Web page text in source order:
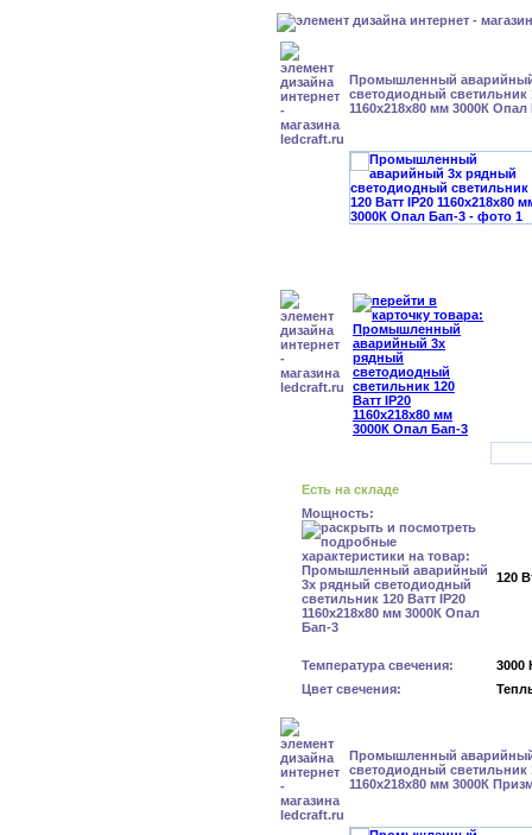
Промышленный
светодиодный светильник
1160х218х80 мм 3000К Опал
Есть на складе
Мощность:
120
Температура свечения:
3000
Цвет свечения:
Промышленный
светодиодный светильник
1160х218х80 мм 3000К